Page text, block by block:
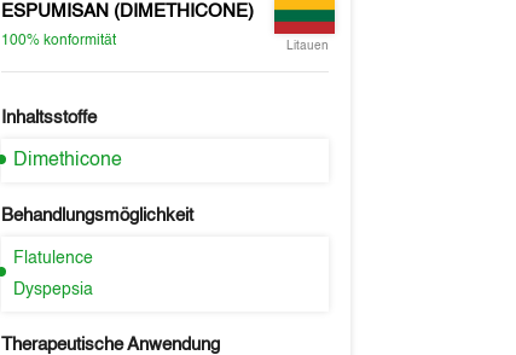
ESPUMISAN (DIMETHICONE)
100% konformität Litauen
Inhaltsstoffe
Dimethicone
Behandlungsmöglichkeit
Flatulence
Dyspepsia
Therapeutische Anwendung